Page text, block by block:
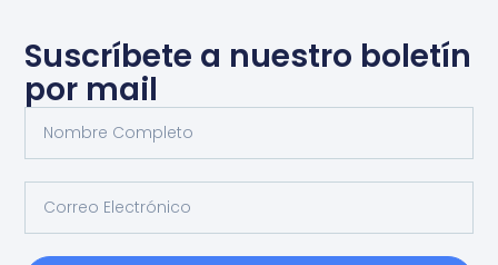
Suscríbete a nuestro boletín
por mail